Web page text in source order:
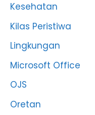
Kesehatan
Kilas Peristiwa
Lingkungan
Microsoft Office
OJS
Oretan